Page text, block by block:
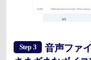
Step 3
音声ファ